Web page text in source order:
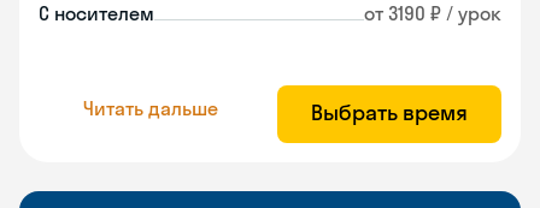
С носителем от 3190 ₽ / урок
Читать дальше Выбрать время